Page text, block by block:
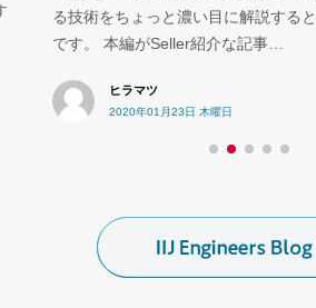
る技術をちょっと濃い目に解説する
です。 本編がSeller紹介な記事…
ヒラマツ
2020年01月23日 木曜日